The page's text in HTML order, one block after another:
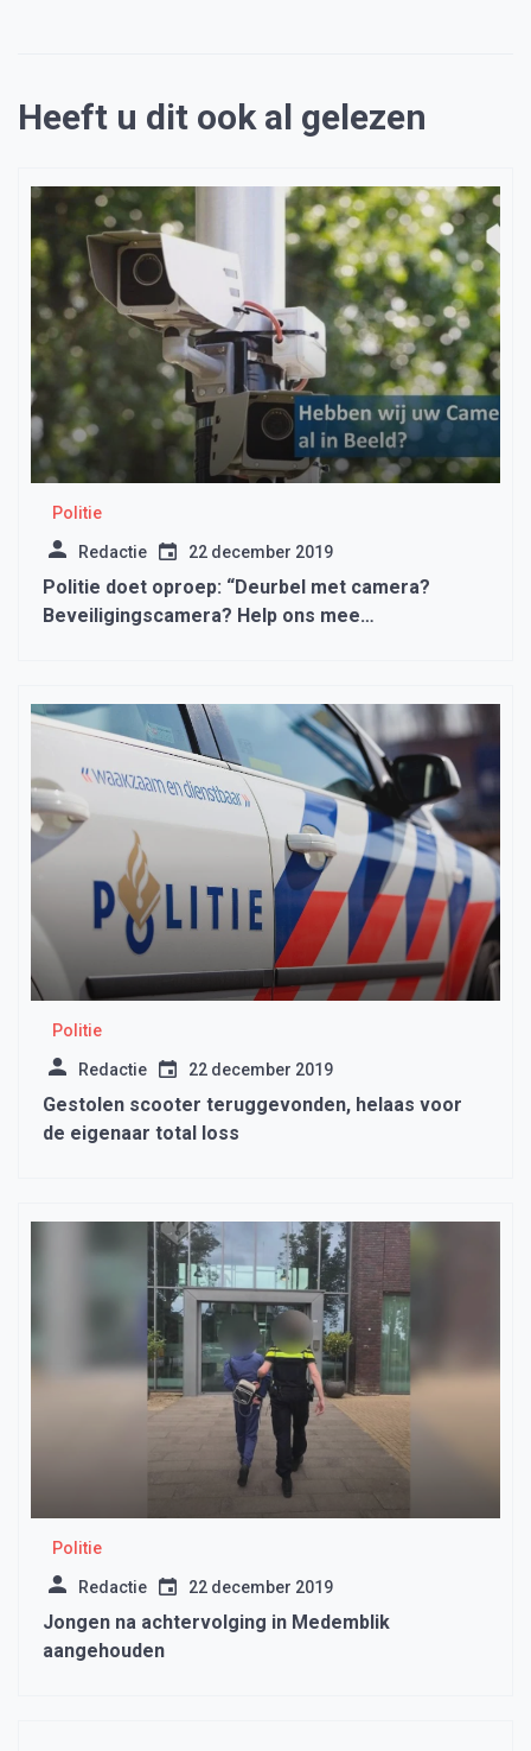
Heeft u dit ook al gelezen
Politie
Redactie 22 december 2019
Politie doet oproep: “Deurbel met camera?
Beveiligingscamera? Help ons mee
Politie
Redactie 22 december 2019
Gestolen scooter teruggevonden, helaas voor
de eigenaar total loss
Politie
Redactie 22 december 2019
Jongen na achtervolging in Medemblik
aangehouden